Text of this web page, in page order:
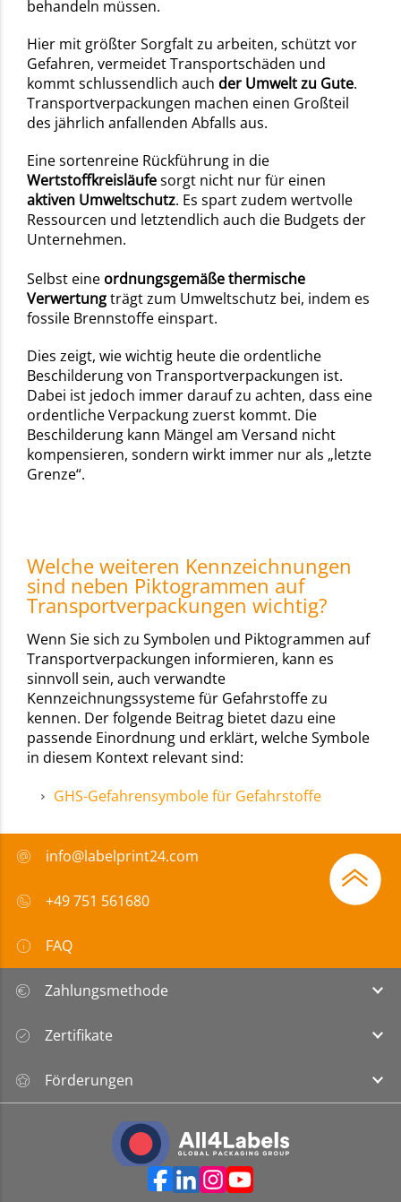
behandeln müssen.
Hier mit größter Sorgfalt zu arbeiten, schützt vor
Gefahren, vermeidet Transportschäden und
kommt schlussendlich auch der Umwelt zu Gute.
Transportverpackungen machen einen Großteil
des jährlich anfallenden Abfalls aus.
Eine sortenreine Rückführung in die
Wertstoffkreisläufesorgt nicht nur für einen
aktiven Umweltschutz. Es spart zudem wertvolle
Ressourcen und letztendlich auch die Budgets der
Unternehmen.
Selbst eine ordnungsgemäße thermische
Verwertungträgt zum Umweltschutz bei, indem es
fossile Brennstoffe einspart.
Dies zeigt, wie wichtig heute die ordentliche
Beschilderung von Transportverpackungen ist.
Dabei ist jedoch immer darauf zu achten, dass eine
ordentliche Verpackung zuerst kommt. Die
Beschilderung kann Mängel am Versand nicht
kompensieren, sondern wirkt immer nur als „letzte
Grenze“.
Welche weiteren Kennzeichnungen
sind neben Piktogrammen auf
Transportverpackungen wichtig?
Wenn Sie sich zu Symbolen und Piktogrammen auf
Transportverpackungen informieren, kann es
sinnvoll sein, auch verwandte
Kennzeichnungssysteme für Gefahrstoffe zu
kennen. Der folgende Beitrag bietet dazu eine
passende Einordnung und erklärt, welche Symbole
in diesem Kontext relevant sind:
GHS-Gefahrensymbole für Gefahrstoffe
info@labelprint24.com
+49 751 561680
FAQ
Zahlungsmethode
Zertifikate
Förderungen